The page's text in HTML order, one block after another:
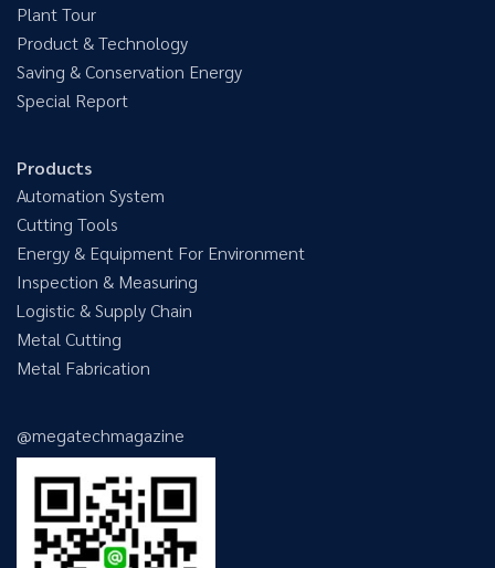
Plant Tour
Product & Technology
Saving & Conservation Energy
Special Report
Products
Automation System
Cutting Tools
Energy & Equipment For Environment
Inspection & Measuring
Logistic & Supply Chain
Metal Cutting
Metal Fabrication
@megatechmagazine